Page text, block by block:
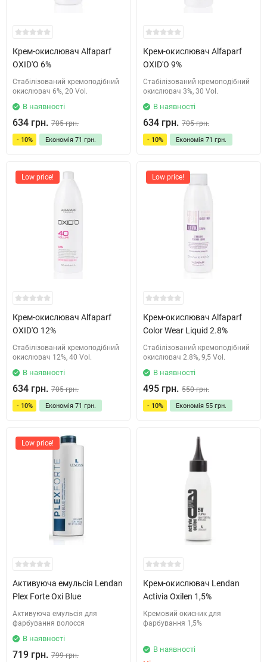
Крем-окислювач Alfaparf
OXID'O 6%
Стабілізований кремоподібний
окислювач 6%, 20 Vol.
В наявності
634 грн. 705 грн.
- 10% Економія 71 грн.
Крем-окислювач Alfaparf
OXID'O 9%
Стабілізований кремоподібний
окислювач 3%, 30 Vol.
В наявності
634 грн. 705 грн.
- 10% Економія 71 грн.
Low price!
Крем-окислювач Alfaparf
OXID'O 12%
Стабілізований кремоподібний
окислювач 12%, 40 Vol.
В наявності
634 грн. 705 грн.
- 10% Економія 71 грн.
Low price!
Крем-окислювач Alfaparf
Color Wear Liquid 2.8%
Стабілізований кремоподібний
окислювач 2.8%, 9,5 Vol.
В наявності
495 грн. 550 грн.
- 10% Економія 55 грн.
Low price!
Активуюча емульсія ​Lendan
Plex Forte Oxi Blue​
Активуюча емульсія для
фарбування волосся
В наявності
719 грн. 799 грн.
Крем-окислювач Lendan
Activia Oxilen 1,5%
Кремовий окисник для
фарбування 1,5%
В наявності